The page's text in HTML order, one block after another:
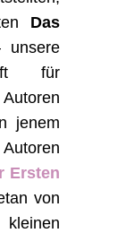
Das
unsere
für
jenem
Ersten
von